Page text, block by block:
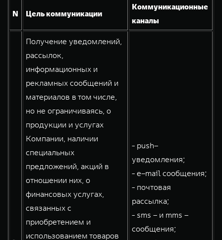
TANK 500
Веди за собой
от 6 499 000 ₽
TANK 700
Сила признания
от 10 199 000 ₽
Расширяя границы комфорта
от 6 149 000 ₽ от 5 699 000 ₽
WEY 80
Масштаб возможностей
от 6 449 000 ₽
WEY 80 Лаундж
Масштаб возможностей
от 8 099 000 ₽
TANK Финансы
Корпоративным клиентам
TANK ФИНАНСЫ
TANK Лизинг
TANK Страхование
Специальные предложения
Моторные масла
ЦИФРОВЫЕ СЕРВИСЫ TANK
Подписки
N Цель коммуникации
Коммуникационные
каналы
Получение уведомлений,
рассылок,
информационных и
рекламных сообщений и
материалов в том числе,
но не ограничиваясь, о
продукции и услугах
Компании, наличии
специальных
предложений, акций в
отношении них, о
финансовых услугах,
связанных с
приобретением и
использованием товаров
- push–
уведомления;
- e–mail сообщения;
- почтовая
рассылка;
- sms – и mms –
сообщения;